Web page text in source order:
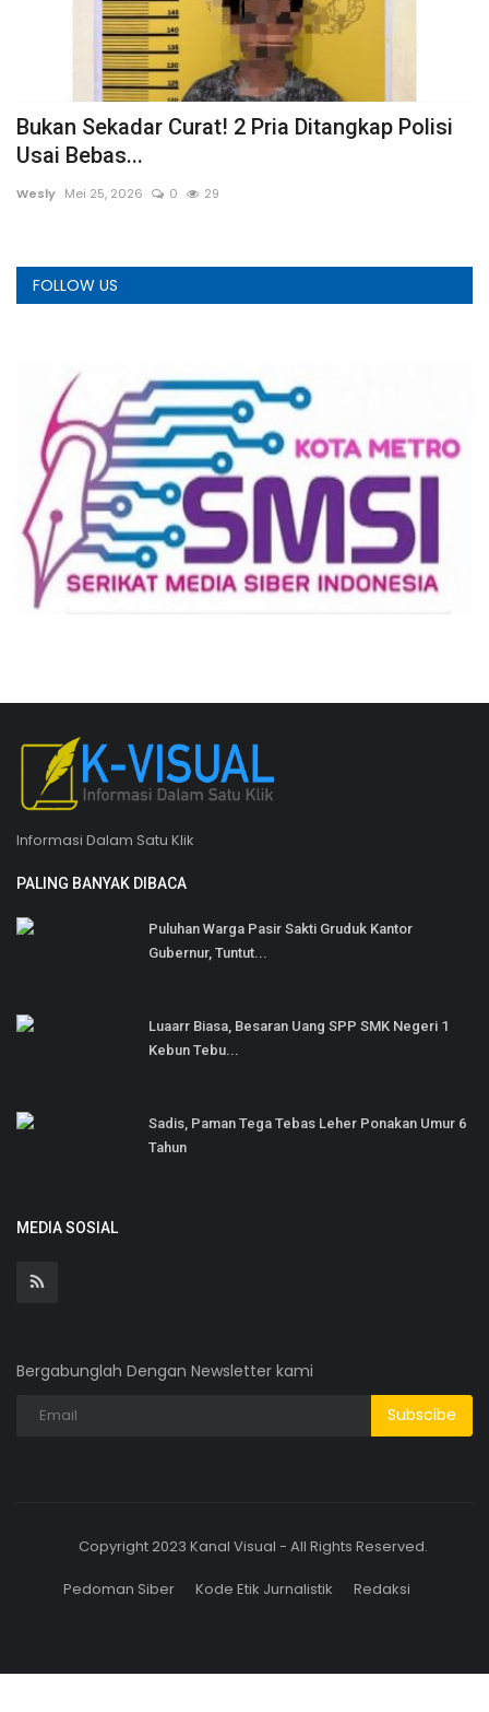
Bukan Sekadar Curat! 2 Pria Ditangkap Polisi
Usai Bebas...
Wesly Mei 25, 2026 0 29
FOLLOW US
Informasi Dalam Satu Klik
PALING BANYAK DIBACA
Puluhan Warga Pasir Sakti Gruduk Kantor
Gubernur, Tuntut...
Luaarr Biasa, Besaran Uang SPP SMK Negeri 1
Kebun Tebu...
Sadis, Paman Tega Tebas Leher Ponakan Umur 6
Tahun
MEDIA SOSIAL
Bergabunglah Dengan Newsletter kami
Subscibe
Copyright 2023 Kanal Visual - All Rights Reserved.
Pedoman Siber Kode Etik Jurnalistik Redaksi